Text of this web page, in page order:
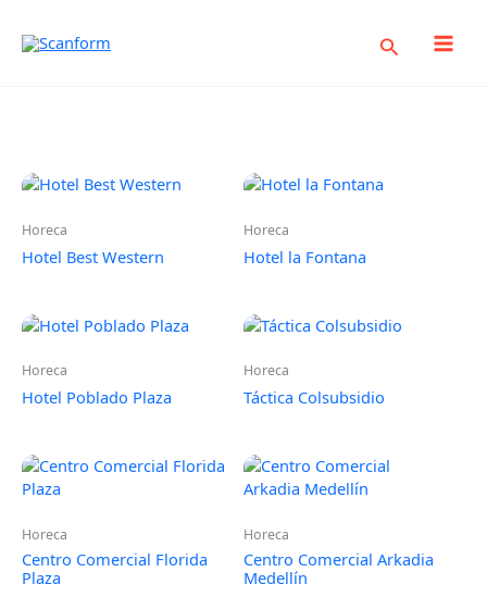
contenido
Buscar
Horeca
Hotel Best Western
Horeca
Hotel la Fontana
Horeca
Hotel Poblado Plaza
Horeca
Táctica Colsubsidio
Horeca
Centro Comercial Florida
Plaza
Horeca
Centro Comercial Arkadia
Medellín